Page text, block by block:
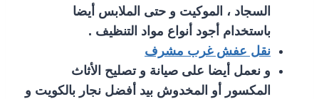
السجاد ، الموكيت و حتى الملابس أيضا
باستخدام أجود أنواع مواد التنظيف .
نقل عفش غرب مشرف
و نعمل أيضا على صيانة و تصليح الأثاث
المكسور أو المخدوش بيد أفضل نجار بالكويت و